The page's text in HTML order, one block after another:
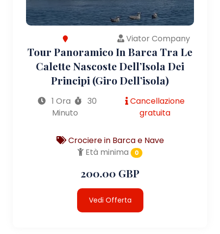
Viator Company
Tour Panoramico In Barca Tra Le
Calette Nascoste Dell’Isola Dei
Principi (giro Dell’isola)
1 Ora
30
Minuto
Cancellazione
gratuita
Crociere in Barca e Nave
Età minima
0
200.00 GBP
Vedi Offerta